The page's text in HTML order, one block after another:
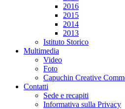
2016
2015
2014
2013
Istituto Storico
Multimedia
Video
Foto
Capuchin Creative
Contatti
Sede e recapiti
Informativa sulla Privacy